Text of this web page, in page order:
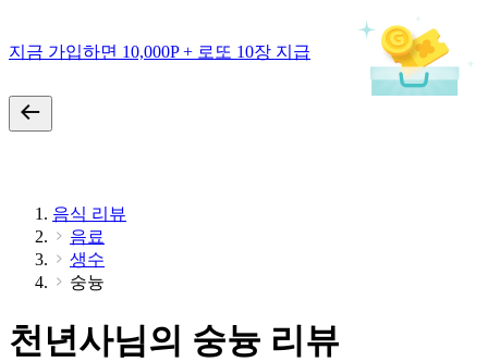
지금 가입하면 10,000P + 로또 10장 지급
음식 리뷰
음료
생수
숭늉
천년사님의 숭늉 리뷰